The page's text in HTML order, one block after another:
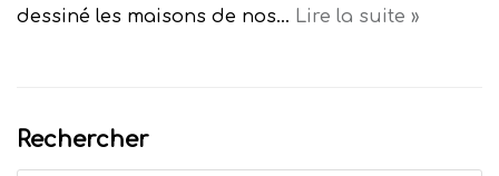
dessiné les maisons de nos… Lire la suite »
Rechercher